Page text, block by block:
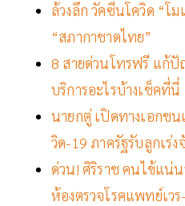
ล้วงลึก วัคซีนโควิด “โ
“สภากาชาดไทย”
8 สายด่วนโทรฟรี แก้
บริการอะไรบ้างเช็คที่นี่
นายกตู่ เปิดทางเอกชน
วิด-19 ภาครัฐรับลูกเร่ง
ด่วน! ศิริราช คนไข้แน่
ห้องตรวจโรคแพทย์เว